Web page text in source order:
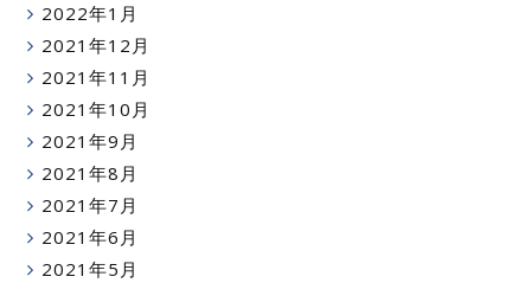
2022年1月
2021年12月
2021年11月
2021年10月
2021年9月
2021年8月
2021年7月
2021年6月
2021年5月